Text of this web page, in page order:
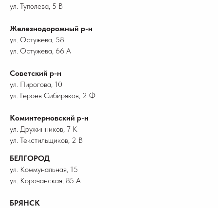
ул. Туполева, 5 В
Железнодорожный р-н
ул. Остужева, 58
ул. Остужева, 66 А
Советский р-н
ул. Пирогова, 10
ул. Героев Сибиряков, 2 Ф
Коминтерновский р-н
ул. Дружинников, 7 К
ул. Текстильщиков, 2 В
БЕЛГОРОД
ул. Коммунальная, 15
ул. Корочанская, 85 А
БРЯНСК